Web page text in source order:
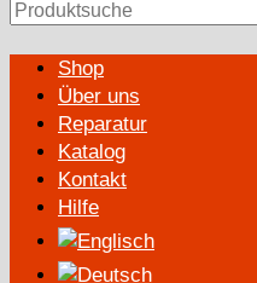
Primary
Menu
Shop
Über uns
Reparatur
Katalog
Kontakt
Hilfe